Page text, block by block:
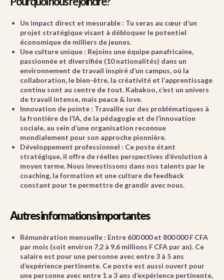
Un impact direct et mesurable : Tu seras au cœur d’un
projet stratégique visant à débloquer le potentiel
économique de milliers de jeunes.
Une culture unique : Rejoins une équipe panafricaine,
passionnée et diversifiée (10 nationalités) dans un
environnement de travail inspiré d’un campus, où la
collaboration, le bien-être, la créativité et l’apprentissage
continu sont au centre de tout. Kabakoo, c’est un univers
de travail intense, mais peace & love.
Innovation de pointe : Travaille sur des problématiques à
la frontière de l’IA, de la pédagogie et de l’innovation
sociale, au sein d’une organisation reconnue
mondialement pour son approche pionnière.
Développement professionnel : Ce poste étant
stratégique, il offre de réelles perspectives d’évolution à
moyen terme. Nous investissons dans nos talents par le
coaching, la formation et une culture de feedback
constant pour te permettre de grandir avec nous.
Autres informations importantes
Rémunération mensuelle : Entre 600 000 et 800 000 F CFA
par mois (soit environ 7,2 à 9,6 millions F CFA par an). Ce
salaire est pour une personne avec entre 3 à 5 ans
d’expérience pertinente. Ce poste est aussi ouvert pour
une personne avec entre 1 a 3 ans d’expérience pertinente,